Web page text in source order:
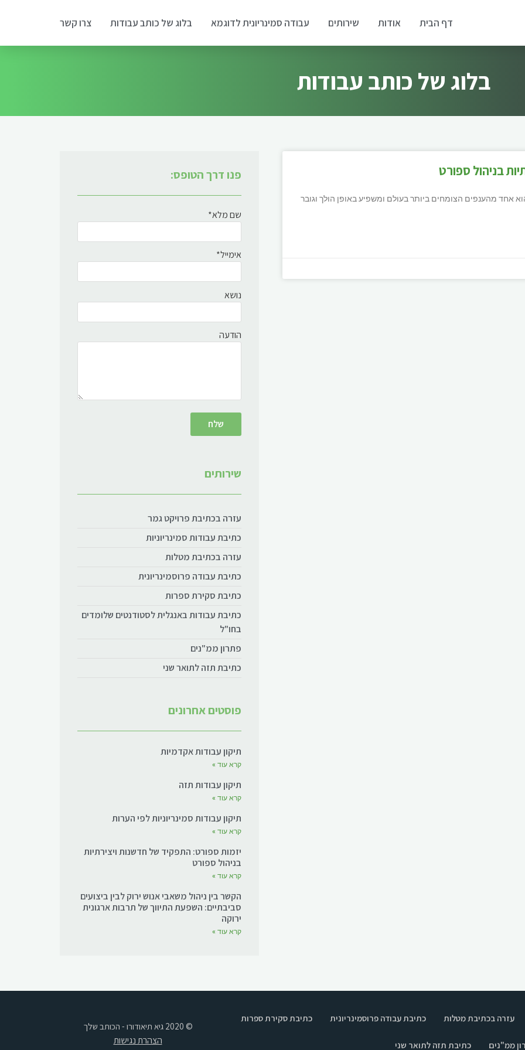
דף הבית אודות שירותים עבודה סמינריונית לדוגמא בלוג של כותב עבודות צרו קשר
בלוג של כותב עבודות
בניהול ספורט
מהענפים הצומחים ביותר בעולם ומשפיע באופן הולך וגובר
פנו דרך הטופס:
שם מלא*
אימייל*
נושא
הודעה
שירותים
עזרה בכתיבת פרויקט גמר
כתיבת עבודות סמינריוניות
עזרה בכתיבת מטלות
כתיבת עבודה פרוסמינריונית
כתיבת סקירת ספרות
כתיבת עבודות באנגלית לסטודנטים שלומדים
בחו"ל
פתרון ממ"נים
כתיבת תזה לתואר שני
פוסטים אחרונים
תיקון עבודות אקדמיות
קרא עוד »
תיקון עבודות תזה
קרא עוד »
תיקון עבודות סמינריוניות לפי הערות
קרא עוד »
יזמות ספורט: התפקיד של חדשנות ויצירתיות
בניהול ספורט
קרא עוד »
הקשר בין ניהול משאבי אנוש ירוק לבין ביצועים
סביבתיים: השפעת התיווך של תרבות ארגונית
ירוקה
קרא עוד »
עזרה בכתיבת מטלות כתיבת עבודה פרוסמינריונית כתיבת סקירת ספרות
ממ"נים כתיבת תזה לתואר שני
© 2020 גיא תיאודורו - הכותב שלך
הצהרת נגישות